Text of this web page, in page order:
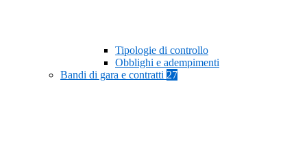
Tipologie di controllo
Obblighi e adempimenti
Bandi di gara e contratti 27